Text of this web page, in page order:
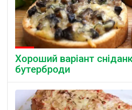
Хороший варіант
бутерброди